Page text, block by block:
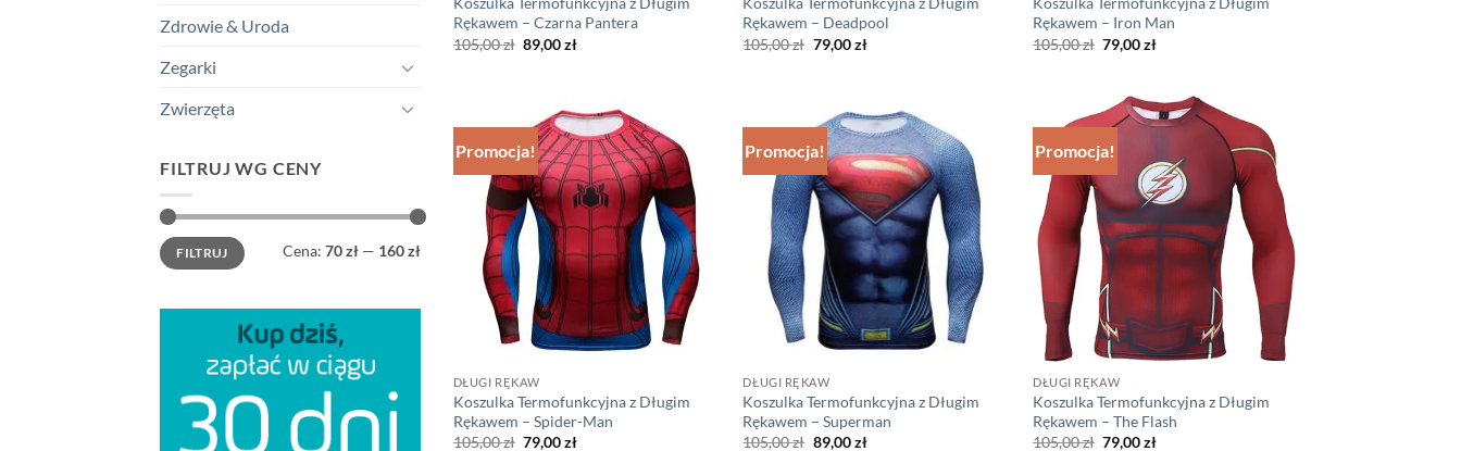
Zdrowie & Uroda
Zegarki
Zwierzęta
FILTRUJ WG CENY
Cena
min
Cena
maxFILTRUJ Cena: 70 zł — 160 zł
Rękawem – Czarna Pantera
105,00zł Pierwotna
cena
89,00złAktualna
Rękawem – Deadpool
105,00zł Pierwotna
cena
79,00złAktualna
Rękawem – Iron Man
105,00zł Pierwotna
cena
79,00złAktualna
Promocja!
DŁUGI RĘKAW
Koszulka Termofunkcyjna z Długim
Rękawem – Spider-Man
105,00zł Pierwotna
79,00złAktualna
Promocja!
DŁUGI RĘKAW
Koszulka Termofunkcyjna z Długim
Rękawem – Superman
105,00zł Pierwotna
89,00złAktualna
Promocja!
DŁUGI RĘKAW
Koszulka Termofunkcyjna z Długim
Rękawem – The Flash
105,00zł Pierwotna
79,00złAktualna